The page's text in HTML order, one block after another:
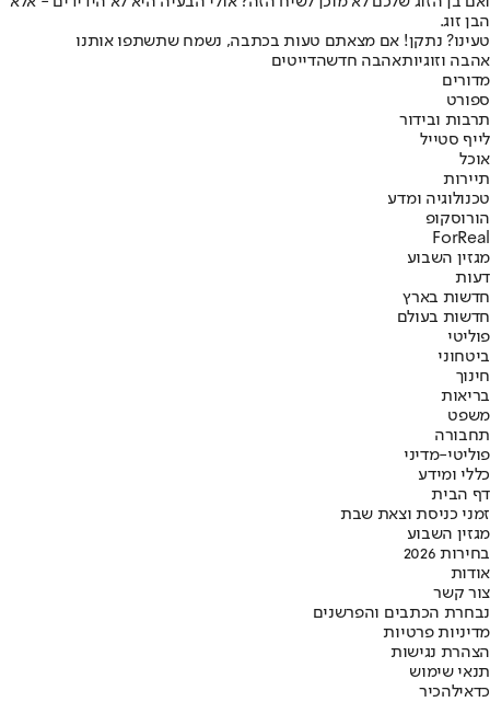
הבן זוג.
טעינו? נתקן! אם מצאתם טעות בכתבה, נשמח שתשתפו אותנו
אהבה וזוגיותאהבה חדשהדייטים
מדורים
ספורט
תרבות ובידור
לייף סטייל
אוכל
תיירות
טכנולוגיה ומדע
הורוסקופ
ForReal
מגזין השבוע
דעות
חדשות בארץ
חדשות בעולם
פוליטי
ביטחוני
חינוך
בריאות
משפט
תחבורה
פוליטי-מדיני
כללי ומידע
דף הבית
זמני כניסת וצאת שבת
מגזין השבוע
בחירות 2026
אודות
צור קשר
נבחרת הכתבים והפרשנים
מדיניות פרטיות
הצהרת נגישות
תנאי שימוש
כדאילהכיר